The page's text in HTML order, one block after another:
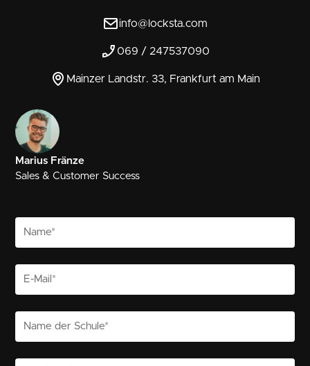
info@locksta.com
069 / 247537090
Mainzer Landstr. 33, Frankfurt am Main
Marius Fränze
Sales & Customer Success